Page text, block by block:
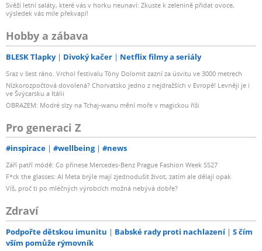
Svěží letní saláty, které vás v horku neunaví: Zkuste k zelenině přidat ovoce,
výsledek vás mile překvapí!
Hobby a zábava
BLESK Tlapky Divoký kačer Netflix filmy a seriály
Sraz v šest ráno. Vrchol festivalu Tóny Dolomit zazní za úsvitu ve 3000 metrech
Nízkorozpočtová dovolená? Chorvatsko jedno z nejdražších v Evropě! Levněji je i
ve Švýcarsku a Itálii
OBRAZEM: Modré slzy na Tchaj-wanu mění moře v magickou říši
Pro generaci Z
#inspirace #wellbeing #news
Září patří módě: Co přinese Mercedes-Benz Prague Fashion Week SS27
F*ck the glasses: AI Meta brýle mají zjednodušit život, zatím ale dělají opak
Víš, proč ti po mléčných výrobcích možná nebývá dobře?
Zdraví
Podpořte dětskou imunitu Babské rady proti nachlazení
S čím
vším pomůže rýmovník